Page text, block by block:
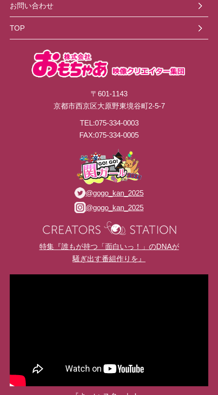
お問い合わせ
TOP
〒601-1143
京都市西京区大原野東境谷町2-5-7
TEL:075-334-0003
FAX:075-334-0005
@gogo_kan_2025
@gogo_kan_2025
特集『誰もが持つ「面白いっ！」のDNAが
騒ぎ出す番組作りを』